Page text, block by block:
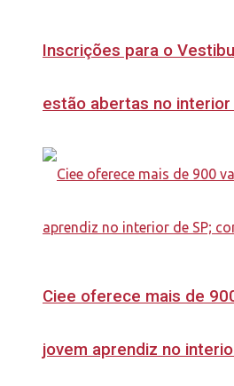
Inscrições para o
estão abertas no interior
Ciee oferece mais de
jovem aprendiz no